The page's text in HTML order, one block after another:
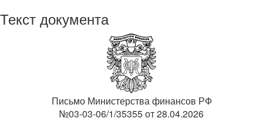
Текст документа
Письмо Министерства финансов РФ
№03-03-06/1/35355 от 28.04.2026